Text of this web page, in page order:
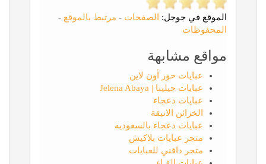
الموقع في جوجل: الصفحات - مرتبط بالموقع -
المحفوظات
مواقع مشابهة
عبايات حور أون لاين
عبايات جيلينا | Jelena Abaya
عبايات دعجاء
الخزائن الانيقة
عبايات دعجاء بالسعوديه
متجر عبايات بلاكيش
متجر دافني للعبايات